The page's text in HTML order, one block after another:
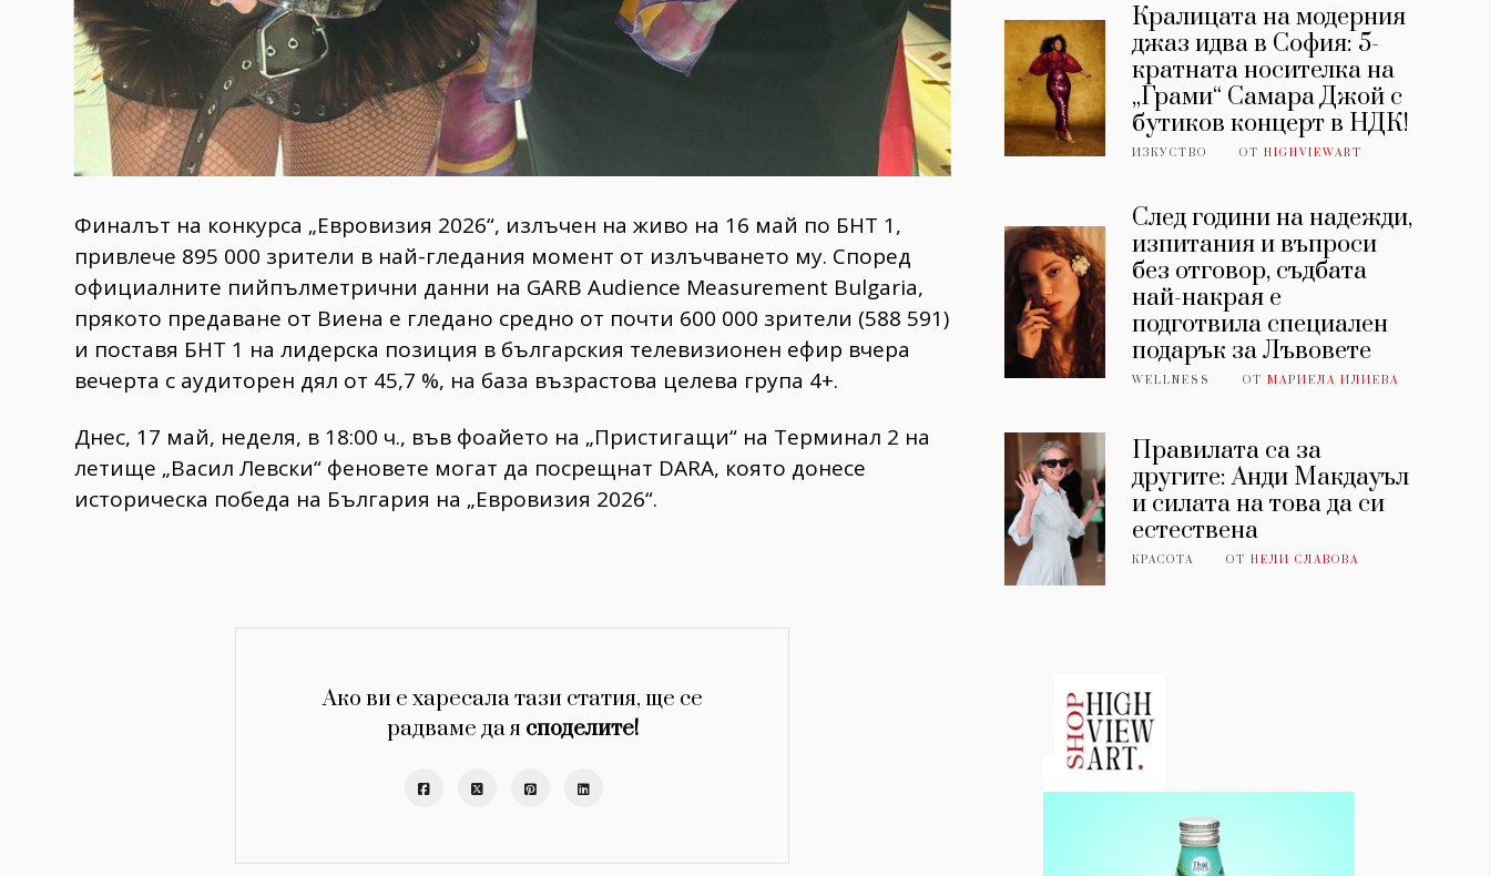
Финалът на конкурса „Евровизия 2026“, излъчен на живо на 16 май по БНТ 1,
привлече 895 000 зрители в най-гледания момент от излъчването му. Според
официалните пийпълметрични данни на GARB Audience Measurement Bulgaria,
прякото предаване от Виена е гледано средно от почти 600 000 зрители (588 591)
и поставя БНТ 1 на лидерска позиция в българския телевизионен ефир вчера
вечерта с аудиторен дял от 45,7 %, на база възрастова целева група 4+.
Днес, 17 май, неделя, в 18:00 ч., във фоайето на „Пристигащи“ на Терминал 2 на
летище „Васил Левски“ феновете могат да посрещнат DARA, която донесе
историческа победа на България на „Евровизия 2026“.
Ако ви е харесала тази статия, ще се
радваме да я споделите!
Кралицата на модерния
джаз идва в София: 5-
кратната носителка на
„Грами“ Самара Джой с
бутиков концерт в НДК!
ИЗКУСТВО ОТHIGHVIEWART
След години на надежди,
изпитания и въпроси
без отговор, съдбата
най-накрая е
подготвила специален
подарък за Лъвовете
WELLNESS ОТМАРИЕЛА ИЛИЕВА
Правилата са за
другите: Анди Макдауъл
и силата на това да си
естествена
КРАСОТА ОТНЕЛИ СЛАВОВА